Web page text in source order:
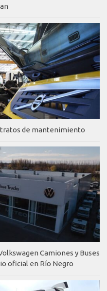
de mantenimiento
Camiones y Buses
oficial en Río Negro